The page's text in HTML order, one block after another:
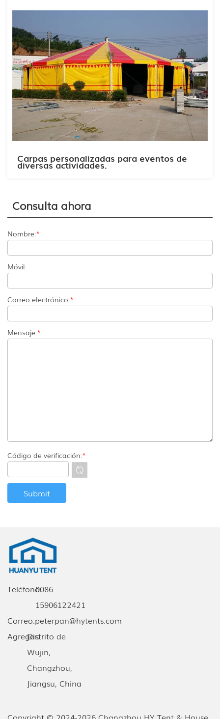
Carpas personalizadas para eventos de
diversas actividades.
Consulta ahora
Nombre:*
Móvil:
Correo electrónico:*
Mensaje:*
Código de verificación:*
Agregar:Distrito de
Wujin,
Changzhou,
Jiangsu, China
Teléfono:0086-
15906122421
Correo:peterpan@hytents.com